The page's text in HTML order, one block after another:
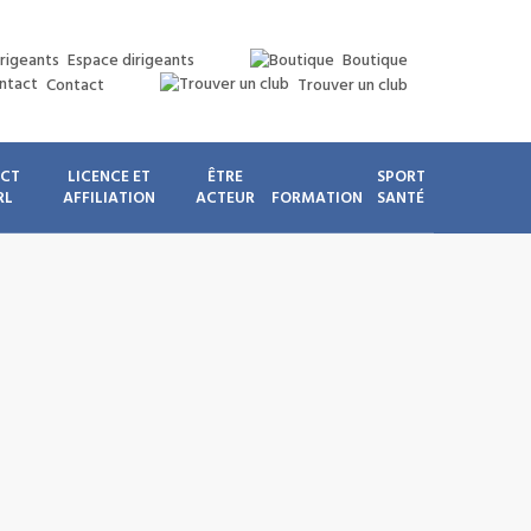
Espace dirigeants
Boutique
Contact
Trouver un club
LICENCE ET
AFFILIATION
ÊTRE
ACTEUR
FORMATION
SPORT
SANTÉ